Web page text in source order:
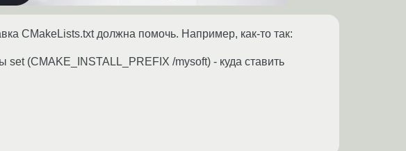
CMakeLists.txt должна помочь. Например, как-то так:
(CMAKE_INSTALL_PREFIX /mysoft) - куда ставить